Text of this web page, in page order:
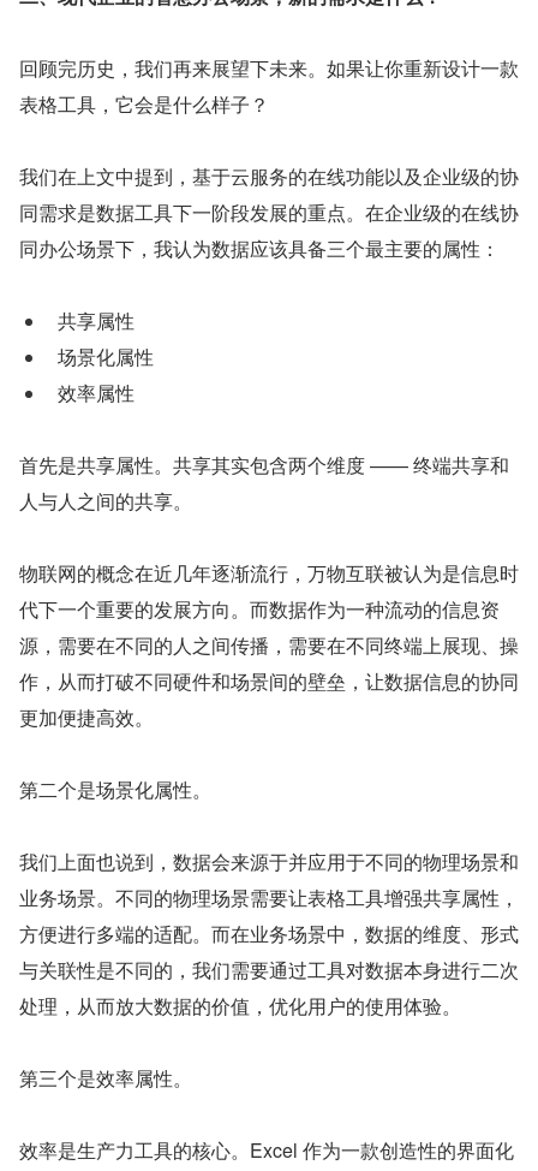
回顾完历史，我们再来展望下未来。如果让你重新设计一款
表格工具，它会是什么样子？
我们在上文中提到，基于云服务的在线功能以及企业级的协
同需求是数据工具下一阶段发展的重点。在企业级的在线协
同办公场景下，我认为数据应该具备三个最主要的属性：
  共享属性
  场景化属性
  效率属性
首先是共享属性。共享其实包含两个维度 —— 终端共享和
人与人之间的共享。
物联网的概念在近几年逐渐流行，万物互联被认为是信息时
代下一个重要的发展方向。而数据作为一种流动的信息资
源，需要在不同的人之间传播，需要在不同终端上展现、操
作，从而打破不同硬件和场景间的壁垒，让数据信息的协同
更加便捷高效。
第二个是场景化属性。
我们上面也说到，数据会来源于并应用于不同的物理场景和
业务场景。不同的物理场景需要让表格工具增强共享属性，
方便进行多端的适配。而在业务场景中，数据的维度、形式
与关联性是不同的，我们需要通过工具对数据本身进行二次
处理，从而放大数据的价值，优化用户的使用体验。
第三个是效率属性。
效率是生产力工具的核心。Excel 作为一款创造性的界面化